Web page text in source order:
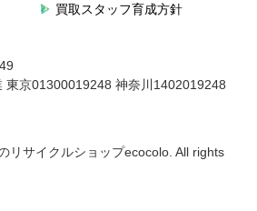
買取スタッフ育成方針
東京01300019248 神奈川1402019248
リサイクルショップecocolo. All rights